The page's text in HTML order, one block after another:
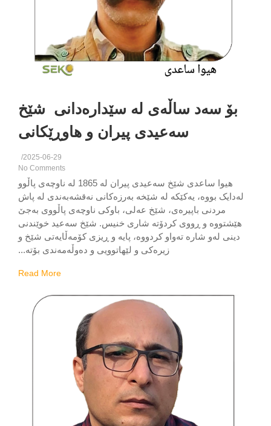
بۆ سەد ساڵەی لە سێدارەدانی شێخ
سەعیدی پیران و هاوڕێکانی
2025-06-29
/
No Comments
هیوا ساعدی شێخ سەعیدی پیران لە 1865 لە ناوچەی پاڵوو
بووە، یەکێکە لە شێخە بەرزەکانی نەقشەبەندی لە پاش
مردنی باپیرەی، شێخ عەلی، باوکی ناوچەی پاڵووی بەجێ
و ڕووی کردۆتە شاری خنیس. شێخ سەعید خوێندنی
لەو شارە تەواو کردووە، پایە و ڕیزی کۆمەڵایەتی شێخ و
زیرەکی و لێهاتوویی و دەوڵەمەندی بۆتە...
Read More